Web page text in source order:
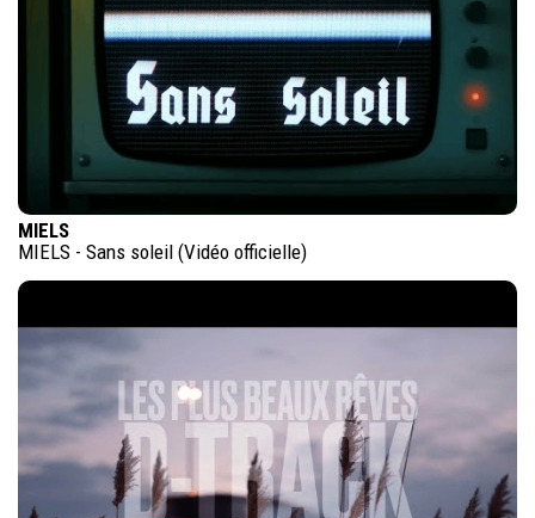
MIELS
MIELS - Sans soleil (Vidéo officielle)